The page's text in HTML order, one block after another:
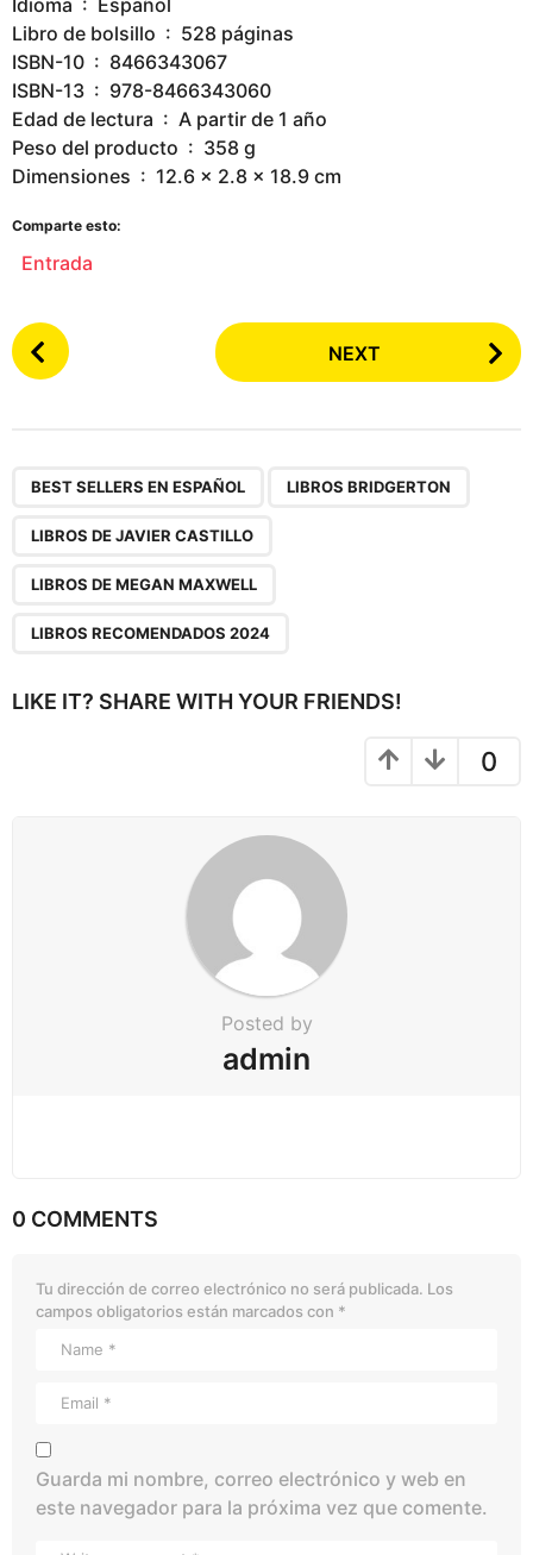
Libro de bolsillo ‏ : ‎ 528 páginas
ISBN-10 ‏ : ‎ 8466343067
ISBN-13 ‏ : ‎ 978-8466343060
Edad de lectura ‏ : ‎ A partir de 1 año
Peso del producto ‏ : ‎ 358 g
Dimensiones ‏ : ‎ 12.6 x 2.8 x 18.9 cm
Comparte esto:
Entrada
P
o
o
NEXT
BEST SELLERS EN ESPAÑOL LIBROS BRIDGERTON
LIBROS DE JAVIER CASTILLO
LIBROS DE MEGAN MAXWELL
LIBROS RECOMENDADOS 2024
LIKE IT? SHARE WITH YOUR FRIENDS!
0
Posted by
admin
0 COMMENTS
Tu dirección de correo electrónico no será publicada. Los
campos obligatorios están marcados con *
Guarda mi nombre, correo electrónico y web en
este navegador para la próxima vez que comente.